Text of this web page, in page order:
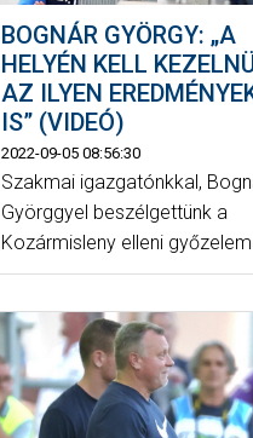
BOGNÁR GYÖRGY: „A
HELYÉN KELL
AZ ILYEN
IS” (VIDEÓ)
2022-09-05 08:56:30
Szakmai igazgatónkkal,
Györggyel beszélgettünk a
Kozármisleny elleni